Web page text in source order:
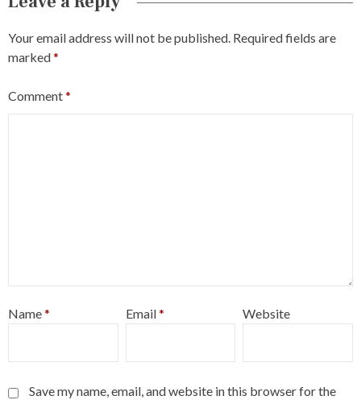
Your email address will not be published. Required fields are
marked*
Comment*
Name* Email* Website
Save my name, email, and website in this browser for the